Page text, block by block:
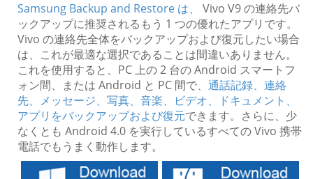
Samsung Backup and Restore は、
Vivo V9 の連絡先バ
ックアップに推奨されるもう 1 つの優れたアプリです。
Vivo の連絡先全体をバックアップおよび復元したい場合
は、これが最適な選択であることは間違いありません。
これを使用すると、PC 上の 2 台の Android スマートフ
ォン間、または Android と PC 間で、通話記録、連絡
先、メッセージ、写真、音楽、ビデオ、ドキュメント、
アプリをバックアップおよび復元できます。さらに、少
なくとも Android 4.0 を実行しているすべての Vivo 携帯
電話でもうまく動作します。